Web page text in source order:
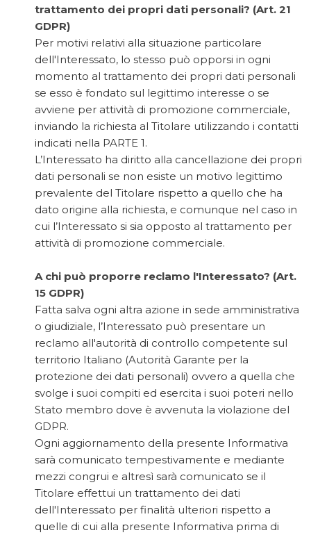
trattamento dei propri dati personali? (Art. 21
GDPR)
Per motivi relativi alla situazione particolare
dell'Interessato, lo stesso può opporsi in ogni
momento al trattamento dei propri dati personali
se esso è fondato sul legittimo interesse o se
avviene per attività di promozione commerciale,
inviando la richiesta al Titolare utilizzando i contatti
indicati nella PARTE 1.
L’Interessato ha diritto alla cancellazione dei propri
dati personali se non esiste un motivo legittimo
prevalente del Titolare rispetto a quello che ha
dato origine alla richiesta, e comunque nel caso in
cui l’Interessato si sia opposto al trattamento per
attività di promozione commerciale.
A chi può proporre reclamo l'Interessato? (Art.
15 GDPR)
Fatta salva ogni altra azione in sede amministrativa
o giudiziale, l’Interessato può presentare un
reclamo all'autorità di controllo competente sul
territorio Italiano (Autorità Garante per la
protezione dei dati personali) ovvero a quella che
svolge i suoi compiti ed esercita i suoi poteri nello
Stato membro dove è avvenuta la violazione del
GDPR.
Ogni aggiornamento della presente Informativa
sarà comunicato tempestivamente e mediante
mezzi congrui e altresì sarà comunicato se il
Titolare effettui un trattamento dei dati
dell'Interessato per finalità ulteriori rispetto a
quelle di cui alla presente Informativa prima di